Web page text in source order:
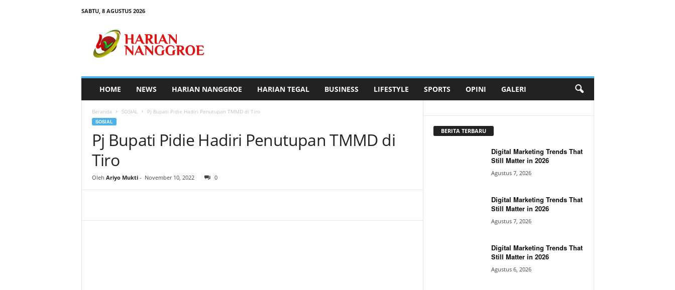
SABTU, 8 AGUSTUS 2026
HOME NEWS HARIAN NANGGROE HARIAN TEGAL BUSINESS LIFESTYLE SPORTS OPINI GALERI
Beranda SOSIAL Pj Bupati Pidie Hadiri Penutupan TMMD di Tiro
SOSIAL
Pj Bupati Pidie Hadiri Penutupan TMMD di
Tiro
Oleh Ariyo Mukti- November 10, 2022 0
BERITA TERBARU
Digital Marketing Trends That
Still Matter in 2026
Agustus 7, 2026
Digital Marketing Trends That
Still Matter in 2026
Agustus 7, 2026
Digital Marketing Trends That
Still Matter in 2026
Agustus 6, 2026